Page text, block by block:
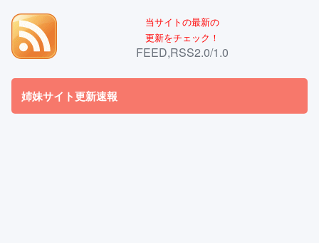
当サイトの最新の
更新をチェック！
FEED,RSS2.0/1.0
姉妹サイト更新速報